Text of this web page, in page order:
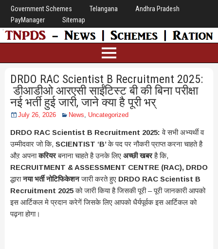
Government Schemes Telangana
Andhra Pradesh
PayManager
Sitemap
DRDO RAC Scientist B Recruitment 2025:
डीआडीओ आरएसी साईंटिस्ट बी की बिना परीक्षा
नई भर्ती हुई जारी, जाने क्या है पूरी भर्
July 26, 2026 News Uncategorized
DRDO RAC Scientist B Recruitment 2025: वे सभी अभ्यर्थी व
उम्मीदवार जो कि, SCIENTIST ‘B’के पद पर नौकरी प्राप्त करना चाहते है
औऱ अपनाकरियरबनाना चाहते है उनके लिए अच्छी खबरहै कि,
RECRUITMENT & ASSESSMENT CENTRE (RAC), DRDO
द्धारानया भर्ती नोटिफिकेशनजारी करते हुए DRDO RAC Scientist B
Recruitment 2025को जारी किया है जिसकी पूरी – पूरी जानकारी आपको
इस आर्टिकल मे प्रदान करेगें जिसके लिए आपको धैर्यपूर्वक इस आर्टिकल को
पढ़ना होगा।